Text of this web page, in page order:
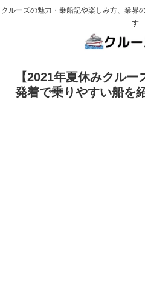
クルーズの魅力・乗船記や楽しみ方、業界
す
【2021年夏休みクル
発着で乗りやすい船を